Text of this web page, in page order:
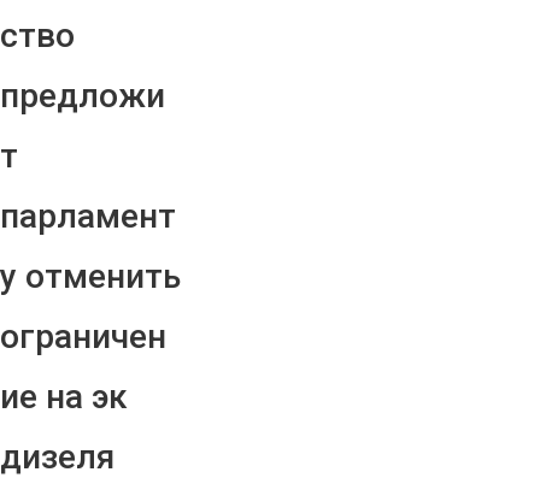
ство
предложи
т
парламент
у отменить
ограничен
ие на эк
дизеля